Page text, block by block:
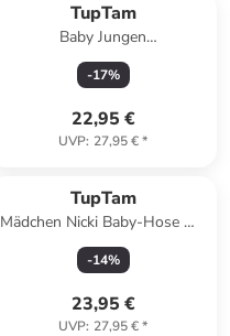
TupTam
Baby Jungen
Strickstrumpfhose 6er Pack in
blau
-17%
22,95 €
UVP: 27,95 €*
TupTam
Mädchen Nicki Baby-Hose mit
Fuß 3er Pack in rosa/grau
-14%
23,95 €
UVP: 27,95 €*